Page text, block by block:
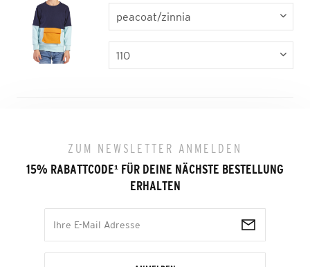
ZUM NEWSLETTER ANMELDEN
15% RABATTCODE¹ FÜR DEINE NÄCHSTE BESTELLUNG
ERHALTEN